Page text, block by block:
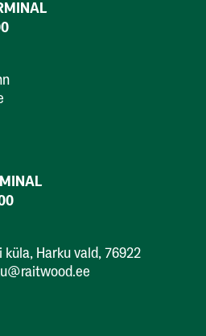
küla, Harku vald, 76922